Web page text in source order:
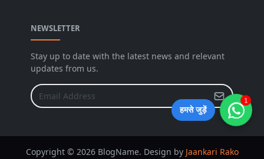
NEWSLETTER
Stay up to date with the latest news and relevant
updates from us.
Copyright © 2026 BlogName. Design by Jaankari Rako
हमसे जुड़ें
1